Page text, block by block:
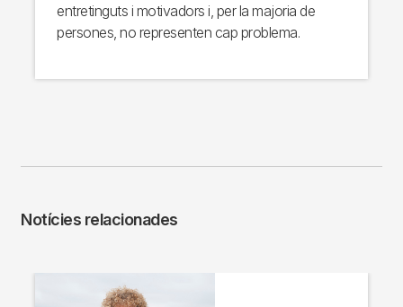
entretinguts i motivadors i, per la majoria de
persones, no representen cap problema.
Notícies relacionades